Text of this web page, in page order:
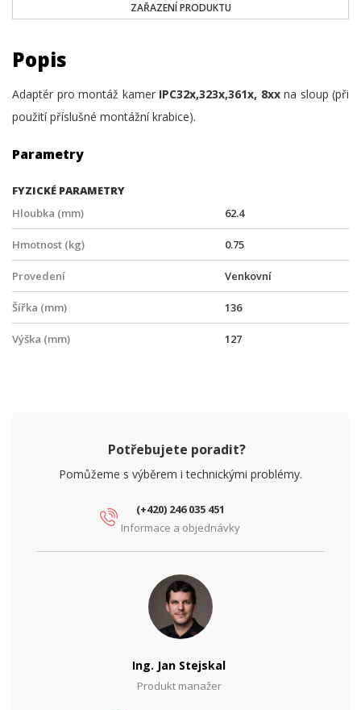
ZAŘAZENÍ PRODUKTU
Popis
Adaptér pro montáž kamer IPC32x,323x,361x, 8xx na sloup (při
použití příslušné montážní krabice).
Parametry
FYZICKÉ PARAMETRY
Hloubka (mm)
62.4
Hmotnost (kg) 0.75
Provedení Venkovní
Šířka (mm) 136
Výška (mm) 127
Potřebujete poradit?
Pomůžeme s výběrem i technickými problémy.
(+420) 246 035 451
Informace a objednávky
Ing. Jan Stejskal
Produkt manažer